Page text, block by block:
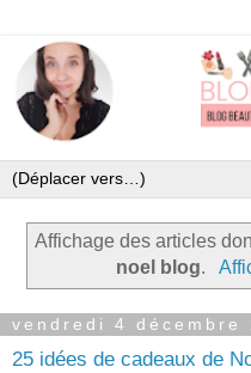
Affichage des articles
noel blog.
vendredi 4 décembre
25 idées de cadeaux de